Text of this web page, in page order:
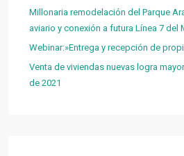
Millonaria remodelación del Parque
aviario y conexión a futura Línea 7 del
Webinar:»Entrega y recepción de
Venta de viviendas nuevas logra
de 2021